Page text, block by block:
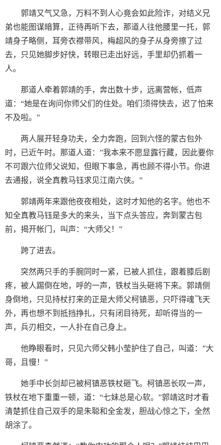
郭靖又气又急，万料不到人心竟会如此险诈，对结义兄
弟也能图谋暗算，正待再听下去，那道人往他腰里一托，郭
靖身子略侧，耳旁衣襟带风，梅超风的身子从身旁擦了过
去，只见她脚步好快，转眼已走出好远，手里却仍抓着一
人。
那道人牵着郭靖的手，奔出数十步，远离营帐，低声
道：“她是在询问你师父们的住处。咱们须得快去，迟了怕来
不及啦。”
两人展开轻身功夫，全力奔跑，回到六怪的蒙古包外
时，已近午时。那道人道：”我本来不愿显露行藏，因此要你
不可跟六位师父说知，但眼下事急，再也顾不得小节。你进
去通报，说全真教马钰求见江南六侠。”
郭靖两年来跟他夜夜相处，这时才知他的名字。他也不
知全真教马钰是多大的来头，当下点头答应，奔到蒙古包
前，揭开帐门，叫声：“大师父！”
跨了进去。
突然两只手的手腕同时一紧，已被人抓住，跟着膝后剧
疼，被人踢倒在地，呼的一声，铁杖当头砸将下来。郭靖侧
身倒地，只见持杖打来的正是大师父柯镇恶，只吓得魂飞天
外，再也想不到抵挡挣扎，只有闭目待死，却听得当的一
声，兵刃相交，一人扑在自己身上。
他睁眼看时，只见六师父韩小莹护住了自己，叫道：”大
哥，且慢！”
她手中长剑却已被柯镇恶铁杖砸飞。柯镇恶长叹一声，
铁杖在地下重重一顿，道：“七妹总是心软。”郭靖这时才看
清楚抓住自己双手的是朱聪和全金发，胆战心惊之下，全然
胡涂了。